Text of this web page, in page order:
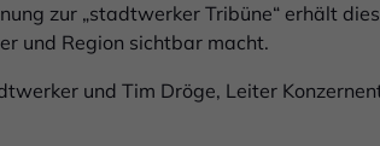
zur „stadtwerker Tribüne“ erhält
und Region sichtbar macht.
und Tim Dröge, Leiter